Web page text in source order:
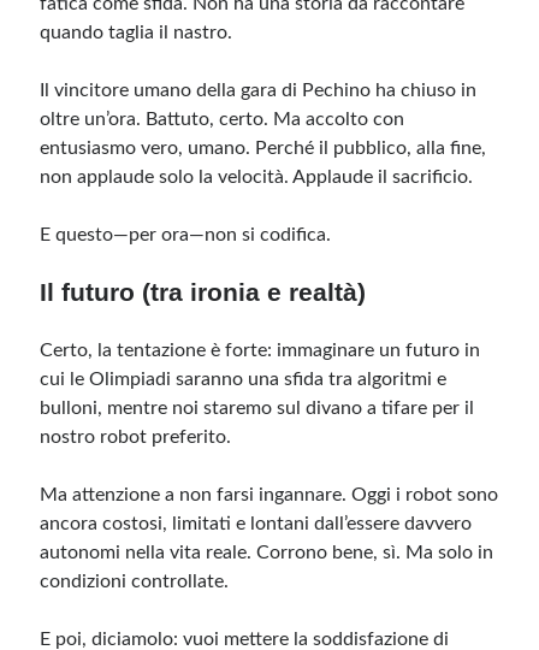
quando taglia il nastro.
Il vincitore umano della gara di Pechino ha chiuso in
oltre un’ora. Battuto, certo. Ma accolto con
entusiasmo vero, umano. Perché il pubblico, alla fine,
non applaude solo la velocità. Applaude il sacrificio.
E questo—per ora—non si codifica.
Il futuro (tra ironia e realtà)
Certo, la tentazione è forte: immaginare un futuro in
cui le Olimpiadi saranno una sfida tra algoritmi e
bulloni, mentre noi staremo sul divano a tifare per il
nostro robot preferito.
Ma attenzione a non farsi ingannare. Oggi i robot sono
ancora costosi, limitati e lontani dall’essere davvero
autonomi nella vita reale. Corrono bene, sì. Ma solo in
condizioni controllate.
E poi, diciamolo: vuoi mettere la soddisfazione di